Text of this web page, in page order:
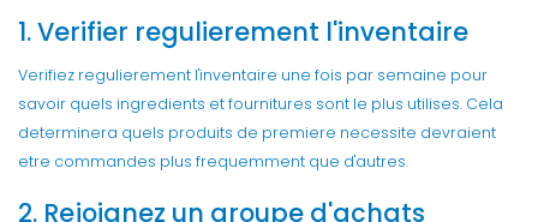
1. Verifier regulierement l'inventaire
Verifiez regulierement l'inventaire une fois par semaine pour
savoir quels ingredients et fournitures sont le plus utilises. Cela
determinera quels produits de premiere necessite devraient
etre commandes plus frequemment que d'autres.
2. Rejoignez un groupe d'achats